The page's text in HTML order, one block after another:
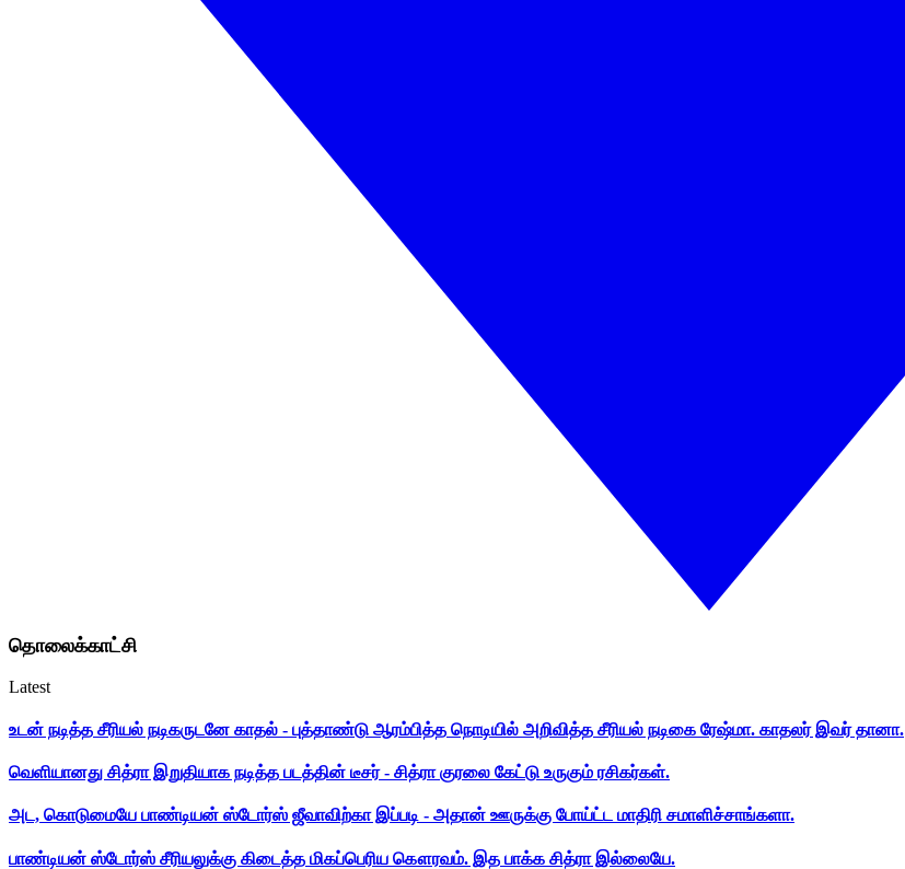
தொலைக்காட்சி
Latest
உடன் நடித்த சீரியல் நடிகருடனே காதல் - புத்தாண்டு ஆரம்பித்த நொடியில் அறிவித்த சீரியல் நடிகை ரேஷ்மா. காதலர் இவர் தானா.
வெளியானது சித்ரா இறுதியாக நடித்த படத்தின் டீசர் - சித்ரா குரலை கேட்டு உருகும் ரசிகர்கள்.
அட, கொடுமையே பாண்டியன் ஸ்டோர்ஸ் ஜீவாவிற்கா இப்படி - அதான் ஊருக்கு போய்ட்ட மாதிரி சமாளிச்சாங்களா.
பாண்டியன் ஸ்டோர்ஸ் சீரியலுக்கு கிடைத்த மிகப்பெரிய கௌரவம். இத பாக்க சித்ரா இல்லையே.